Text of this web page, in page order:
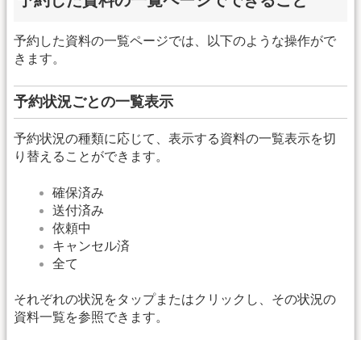
予約した資料の一覧ページでは、以下のような操作がで
きます。
予約状況ごとの一覧表示
予約状況の種類に応じて、表示する資料の一覧表示を切
り替えることができます。
確保済み
送付済み
依頼中
キャンセル済
全て
それぞれの状況をタップまたはクリックし、その状況の
資料一覧を参照できます。